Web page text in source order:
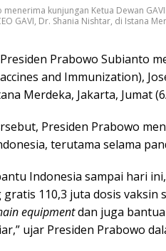
kunjungan Ketua Dewan
GAVI, Dr. Shania Nishtar, di Istana
Prabowo Subianto
and Immunization),
Merdeka, Jakarta, Jumat
Presiden Prabowo
terutama selama
Indonesia sampai hari
110,3 juta dosis vaksin
equipmentdan juga
ujar Presiden Prabowo